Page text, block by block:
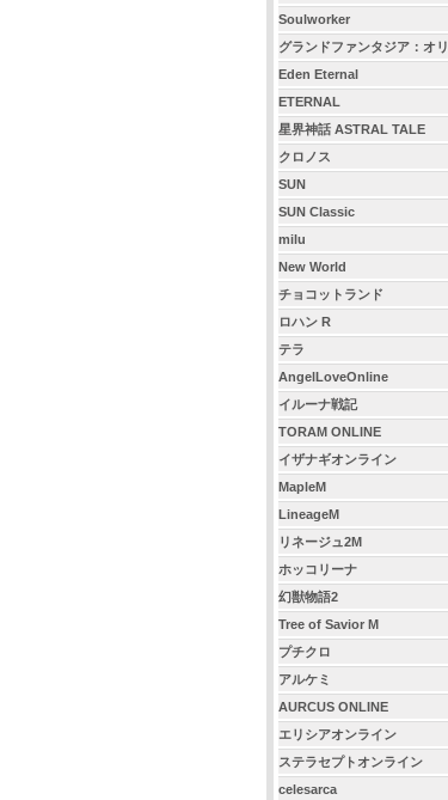
Soulworker
グランドファンタジア：オリ
ジン
Eden Eternal
ETERNAL
星界神話 ASTRAL TALE
クロノス
SUN
SUN Classic
milu
New World
チョコットランド
ロハン R
テラ
AngelLoveOnline
イルーナ戦記
TORAM ONLINE
イザナギオンライン
MapleM
LineageM
リネージュ2M
ホッコリーナ
幻獣物語2
Tree of Savior M
プチクロ
アルケミ
AURCUS ONLINE
エリシアオンライン
ステラセプトオンライン
celesarca